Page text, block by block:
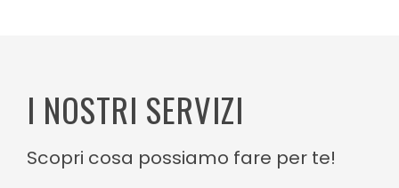
I NOSTRI SERVIZI
Scopri cosa possiamo fare per te!